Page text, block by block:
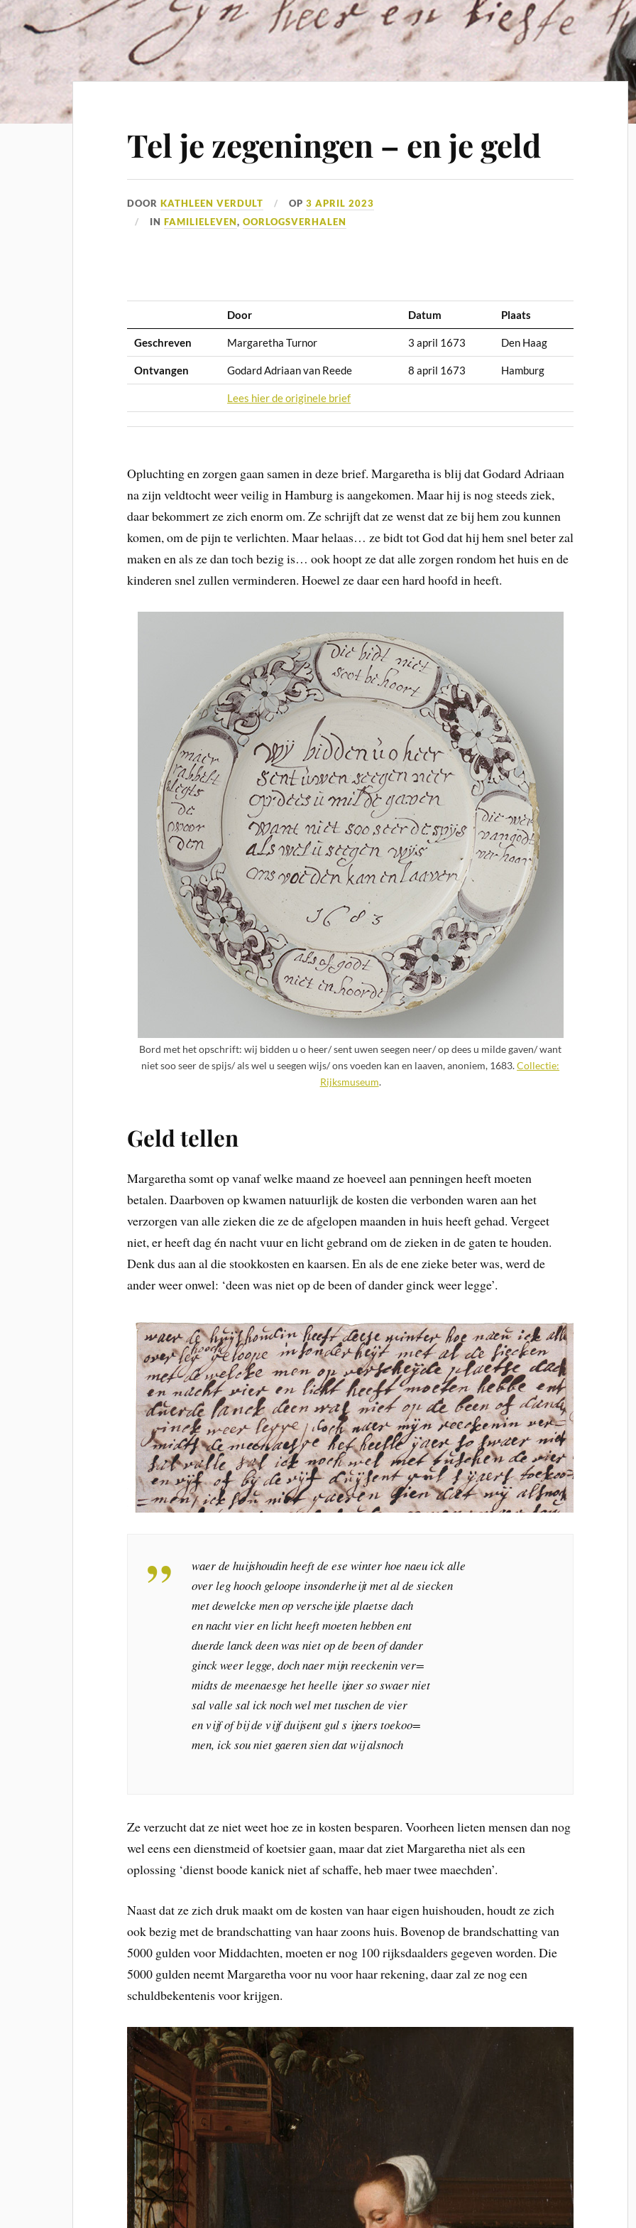
Tel je zegeningen – en je geld
DOORKATHLEEN VERDULT OP3 APRIL 2023
INFAMILIELEVEN,OORLOGSVERHALEN
Door Datum Plaats
Geschreven Margaretha Turnor 3 april 1673 Den Haag
Ontvangen Godard Adriaan van Reede 8 april 1673 Hamburg
Lees hier de originele brief
Opluchting en zorgen gaan samen in deze brief. Margaretha is blij dat Godard Adriaan
na zijn veldtocht weer veilig in Hamburg is aangekomen. Maar hij is nog steeds ziek,
daar bekommert ze zich enorm om. Ze schrijft dat ze wenst dat ze bij hem zou kunnen
komen, om de pijn te verlichten. Maar helaas… ze bidt tot God dat hij hem snel beter zal
maken en als ze dan toch bezig is… ook hoopt ze dat alle zorgen rondom het huis en de
kinderen snel zullen verminderen. Hoewel ze daar een hard hoofd in heeft.
Bord met het opschrift: wij bidden u o heer/ sent uwen seegen neer/ op dees u milde gaven/ want
niet soo seer de spijs/ als wel u seegen wijs/ ons voeden kan en laaven, anoniem, 1683.Collectie:
Rijksmuseum.
Geld tellen
Margaretha somt op vanaf welke maand ze hoeveel aan penningen heeft moeten
betalen. Daarboven op kwamen natuurlijk de kosten die verbonden waren aan het
verzorgen van alle zieken die ze de afgelopen maanden in huis heeft gehad. Vergeet
niet, er heeft dag én nacht vuur en licht gebrand om de zieken in de gaten te houden.
Denk dus aan al die stookkosten en kaarsen. En als de ene zieke beter was, werd de
ander weer onwel: ‘deen was niet op de been of dander ginck weer legge’.
waer de huijshoudin heeft de ese winter hoe naeu ick alle
over leg hooch geloope insonderheijt met al de siecken
met dewelcke men op verscheijde plaetse dach
en nacht vier en licht heeft moeten hebben ent
duerde lanck deen was niet op de been of dander
ginck weer legge, doch naer mijn reeckenin ver=
midts de meenaesge het heelle ijaer so swaer niet
sal valle sal ick noch wel met tuschen de vier
en vijf of bij de vijf duijsent gul s ijaers toekoo=
men, ick sou niet gaeren sien dat wij alsnoch
Ze verzucht dat ze niet weet hoe ze in kosten besparen. Voorheen lieten mensen dan nog
wel eens een dienstmeid of koetsier gaan, maar dat ziet Margaretha niet als een
oplossing ‘dienst boode kanick niet af schaffe, heb maer twee maechden’.
Naast dat ze zich druk maakt om de kosten van haar eigen huishouden, houdt ze zich
ook bezig met de brandschatting van haar zoons huis. Bovenop de brandschatting van
5000 gulden voor Middachten, moeten er nog 100 rijksdaalders gegeven worden. Die
5000 gulden neemt Margaretha voor nu voor haar rekening, daar zal ze nog een
schuldbekentenis voor krijgen.